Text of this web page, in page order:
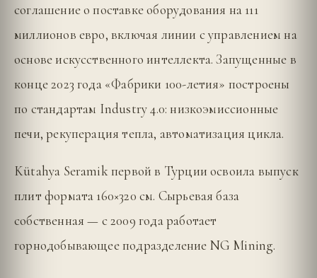
соглашение о поставке оборудования на 111
миллионов евро, включая линии с управлением на
основе искусственного интеллекта. Запущенные в
конце 2023 года «Фабрики 100-летия» построены
по стандартам Industry 4.0: низкоэмиссионные
печи, рекуперация тепла, автоматизация цикла.
Kütahya Seramik первой в Турции освоила выпуск
плит формата 160×320 см. Сырьевая база
собственная — с 2009 года работает
горнодобывающее подразделение NG Mining.